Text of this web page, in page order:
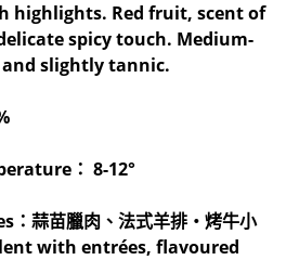
highlights. Red fruit, scent of
spicy touch. Medium-
slightly tannic.
： 8-12°
： 蒜苗臘肉、法式羊排‧烤牛小
with entrées, flavoured